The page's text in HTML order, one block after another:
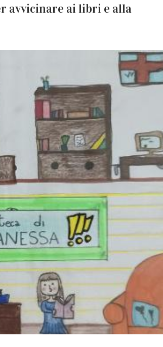
avvicinare ai libri e alla